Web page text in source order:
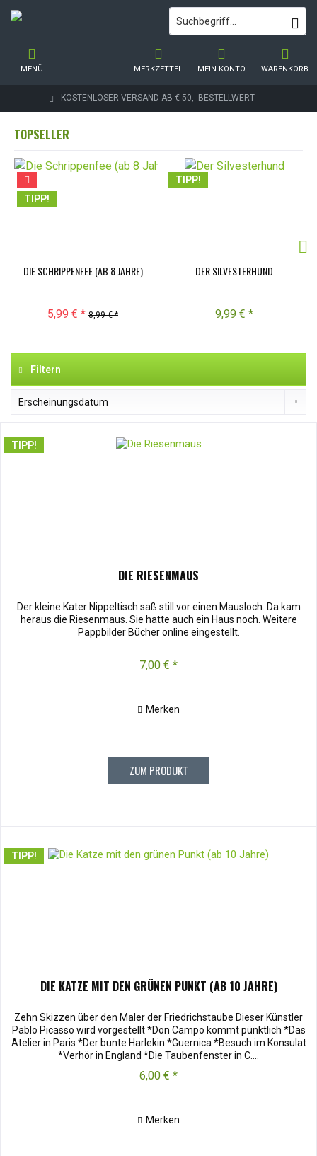
KOSTENLOSER VERSAND AB € 50,- BESTELLWERT
WARENKORB
MERKZETTEL MEIN KONTO
MENÜ
TOPSELLER
TIPP!
DIE SCHRIPPENFEE (AB 8 JAHRE)
5,99 € * 8,99 € *
TIPP!
DER SILVESTERHUND
9,99 € *
Filtern
TIPP!
DIE RIESENMAUS
Der kleine Kater Nippeltisch saß still vor einen Mausloch. Da kam
heraus die Riesenmaus. Sie hatte auch ein Haus noch. Weitere
Pappbilder Bücher online eingestellt.
7,00 € *
Merken
ZUM PRODUKT
TIPP!
DIE KATZE MIT DEN GRÜNEN PUNKT (AB 10 JAHRE)
Zehn Skizzen über den Maler der Friedrichstaube Dieser Künstler
Pablo Picasso wird vorgestellt *Don Campo kommt pünktlich *Das
Atelier in Paris *Der bunte Harlekin *Guernica *Besuch im Konsulat
*Verhör in England *Die Taubenfenster in C....
6,00 € *
Merken